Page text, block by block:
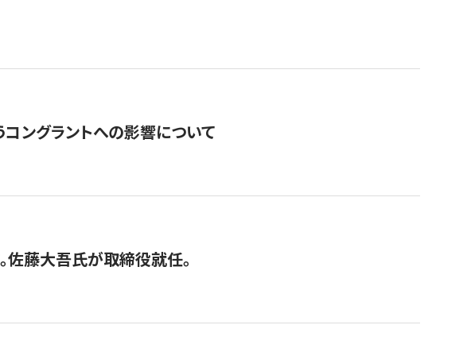
ングラントへの影響について
佐藤大吾氏が取締役就任。